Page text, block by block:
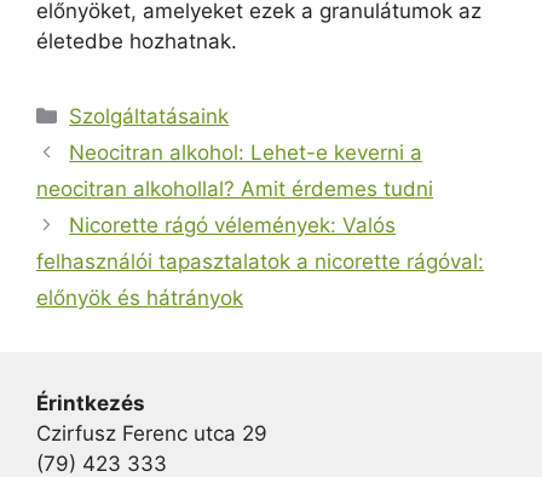
előnyöket, amelyeket ezek a granulátumok az
életedbe hozhatnak.
Kategória
Szolgáltatásaink
Neocitran alkohol: Lehet-e keverni a
neocitran alkohollal? Amit érdemes tudni
Nicorette rágó vélemények: Valós
felhasználói tapasztalatok a nicorette rágóval:
előnyök és hátrányok
Érintkezés
Czirfusz Ferenc utca 29
(79) 423 333